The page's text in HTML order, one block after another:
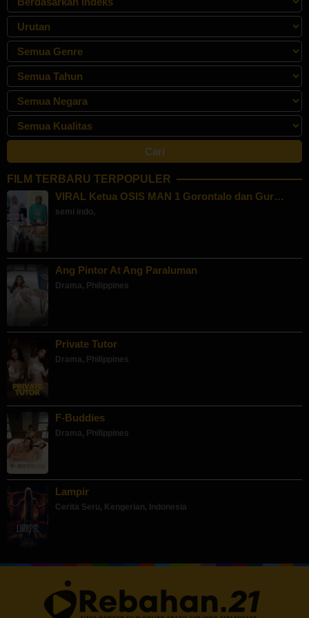
FILM TERBARU TERPOPULER
VIRAL Ketua OSIS MAN 1 Gorontalo dan Gur…
semi indo,
Ang Pintor At Ang Paraluman
Drama, Philippines
Private Tutor
Drama, Philippines
F-Buddies
Drama, Philippines
Lampir
Cerita Seru, Kengerian, Indonesia